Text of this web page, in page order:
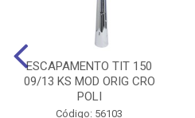
ESCAPAMENTO TIT 150
09/13 KS MOD ORIG CRO
POLI
Código: 56103